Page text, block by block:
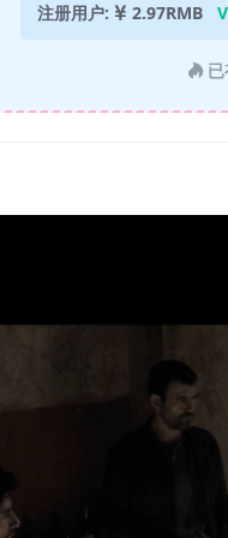
注册用户: 2.97RMB